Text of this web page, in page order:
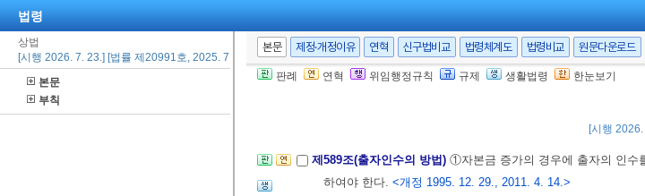
법령
상법
[시행 2026. 7. 23.] [법률 제20991호, 2025. 7. 22., 일부개정]
본문
부칙
본문 제정·개정이유 연혁 신구법비교 법령체계도 법령비교 원문다운로드
판례 연혁 위임행정규칙 규제 생활법령 한눈보기
[시행
[전문개정 2011. 4. 14.]
사원은 증가할 자본금에 대하여
제589조(출자인수의 방법) ①자본금 증가의 경우에 출자의 인수
하여야 한다. <개정 1995. 12. 29., 2011. 4. 14.>